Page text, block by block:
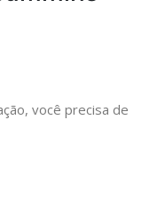
você precisa de